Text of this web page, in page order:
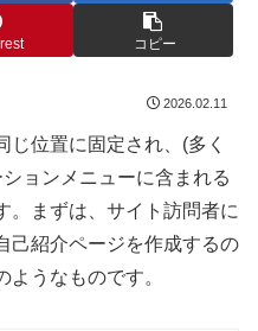
コピー
2026.02.11
じ位置に固定され、(多く
ョンメニューに含まれる
。まずは、サイト訪問者に
己紹介ページを作成するの
うなものです。